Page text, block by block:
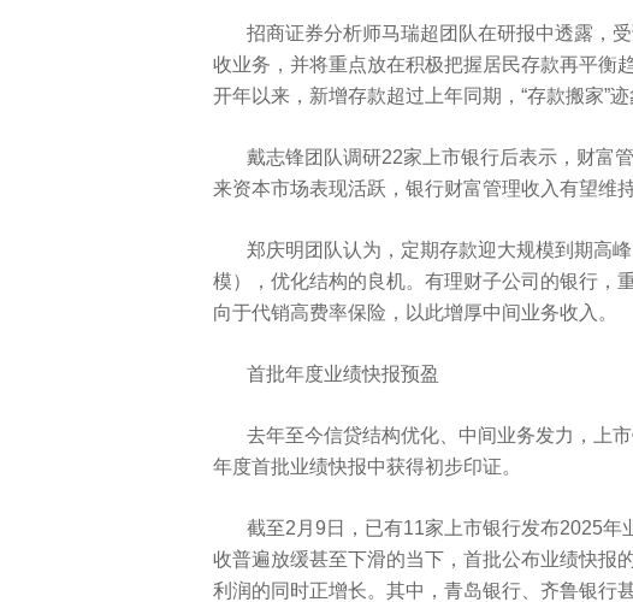
招商证券分析师马瑞超团队在研报中透露，
收业务，并将重点放在积极把握居民存款再平衡
开年以来，新增存款超过上年同期，“存款搬家”迹
戴志锋团队调研22家上市银行后表示，财富
来资本市场表现活跃，银行财富管理收入有望维
郑庆明团队认为，定期存款迎大规模到期高
模），优化结构的良机。有理财子公司的银行，
向于代销高费率保险，以此增厚中间业务收入。
首批年度业绩快报预盈
去年至今信贷结构优化、中间业务发力，上
年度首批业绩快报中获得初步印证。
截至2月9日，已有11家上市银行发布2025
收普遍放缓甚至下滑的当下，首批公布业绩快报
利润的同时正增长。其中，青岛银行、齐鲁银行